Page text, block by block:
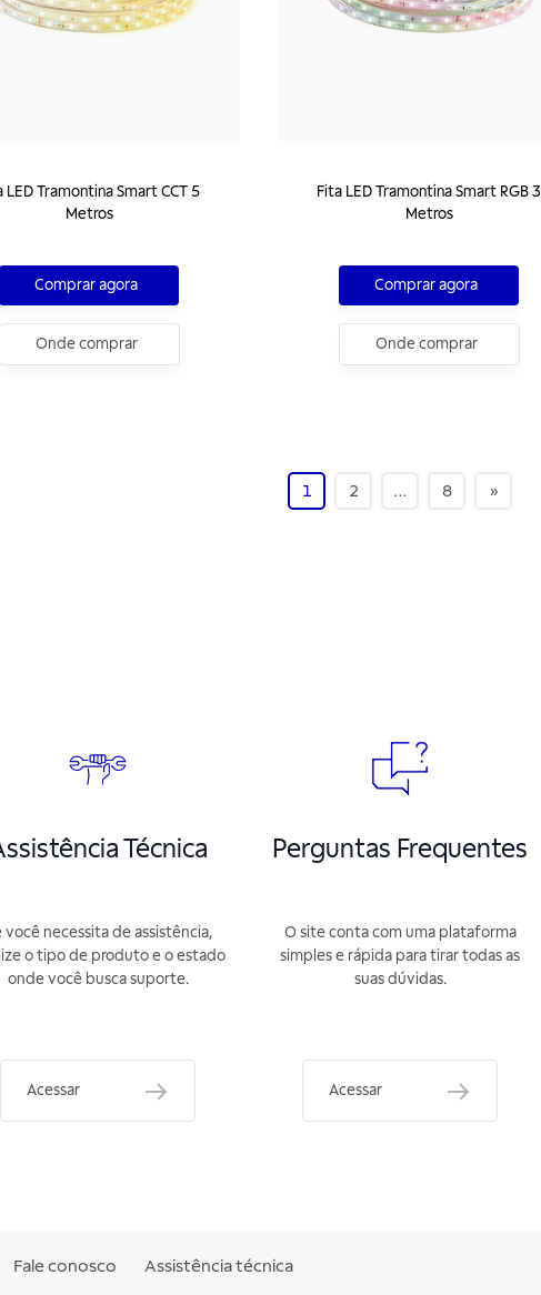
LED Tramontina Smart CCT 5
Metros
Comprar agora
Onde comprar
Fita LED Tramontina Smart RGB 3
Metros
Comprar agora
Onde comprar
1 2 … 8 »
Técnica
você necessita de assistência,
o tipo de produto e o estado
onde você busca suporte.
Acessar
Perguntas Frequentes
O site conta com uma plataforma
simples e rápida para tirar todas as
suas dúvidas.
Acessar
Fale conosco Assistência técnica